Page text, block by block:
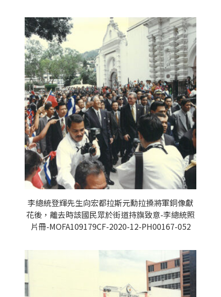
李總統登輝先生向宏都拉斯元勳拉搡將軍銅像獻
花後，離去時該國民眾於街道持旗致意-李總統照
片冊-MOFA109179CF-2020-12-PH00167-052